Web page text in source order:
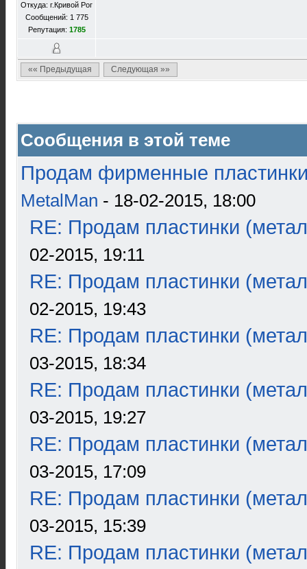
Откуда: г.Кривой Рог
Сообщений: 1 775
Репутация: 1785
«« Предыдущая Следующая »»
Сообщения в этой теме
Продам фирменные
MetalMan - 18-02-2015, 18:00
RE: Продам пластинки
02-2015, 19:11
RE: Продам пластинки
02-2015, 19:43
RE: Продам пластинки
03-2015, 18:34
RE: Продам пластинки
03-2015, 19:27
RE: Продам пластинки
03-2015, 17:09
RE: Продам пластинки
03-2015, 15:39
RE: Продам пластинки